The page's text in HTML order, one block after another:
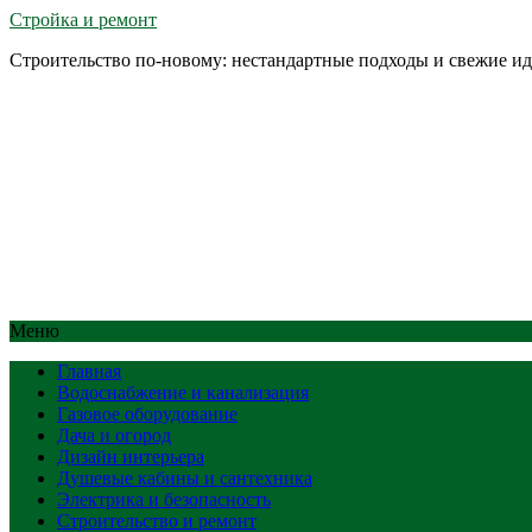
Стройка и ремонт
Строительство по-новому: нестандартные подходы и свежие
Меню
Главная
Водоснабжение и канализация
Газовое оборудование
Дача и огород
Дизайн интерьера
Душевые кабины и сантехника
Электрика и безопасность
Строительство и ремонт